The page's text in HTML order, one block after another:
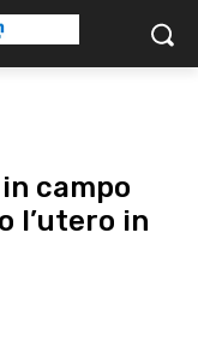
campo
l’utero in